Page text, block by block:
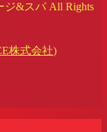
ジ&スパ All Rights
株式会社)